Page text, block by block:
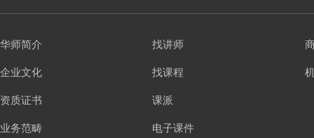
华师简介
企业文化
资质证书
业务范畴
找讲师
找课程
课派
电子课件